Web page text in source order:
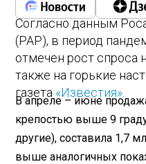
Согласно данным
(РАР), в период
отмечен рост спроса
также на горькие
газета «Известия»
В апреле – июне
крепостью выше 9
другие), составила 1,7
выше аналогичных